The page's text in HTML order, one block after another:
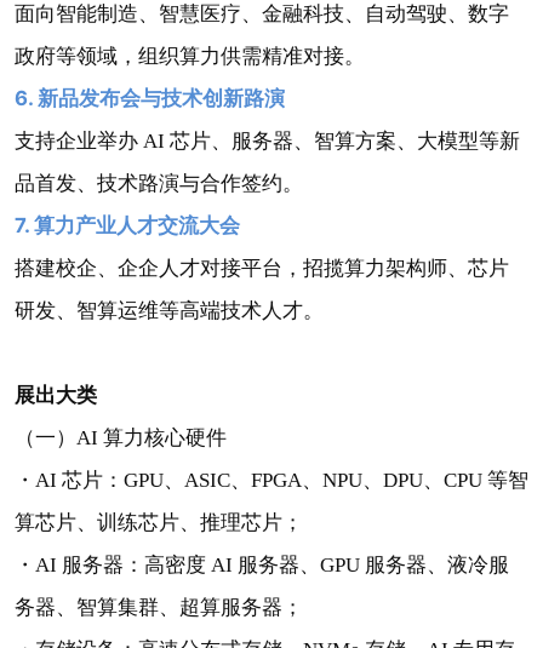
面向智能制造、智慧医疗、金融科技、自动驾驶、数字
政府等领域，组织算力供需精准对接。
6. 新品发布会与技术创新路演
支持企业举办 AI 芯片、服务器、智算方案、大模型等新
品首发、技术路演与合作签约。
7. 算力产业人才交流大会
搭建校企、企企人才对接平台，招揽算力架构师、芯片
研发、智算运维等高端技术人才。
展出大类
（一）AI 算力核心硬件
・AI 芯片：GPU、ASIC、FPGA、NPU、DPU、CPU 等智
算芯片、训练芯片、推理芯片；
・AI 服务器：高密度 AI 服务器、GPU 服务器、液冷服
务器、智算集群、超算服务器；